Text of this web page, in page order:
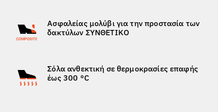
Ασφαλείας μολύβι για την προστασία των
δακτύλων ΣΥΝΘΕΤΙΚΟ
Σόλα ανθεκτική σε θερμοκρασίες επαφής
έως 300 °C